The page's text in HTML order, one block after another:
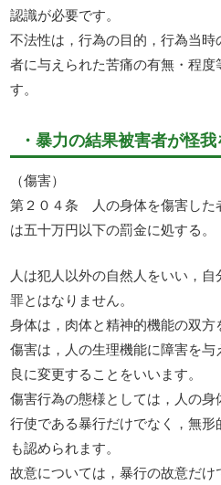
認識が必要です。
不法性は，行為の目的，行為当
者に与えられた苦痛の有無・程度
す。
・暴力の結果被害者が怪
（傷害）
第２０４条 人の身体を傷害した
は五十万円以下の罰金に処する。
人は犯人以外の自然人をいい，
罪とはなりません。
身体は，肉体と精神的機能の双方
傷害は，人の生理機能に障害を
良に変更することをいいます。
傷害行為の態様としては，人の
行使である暴行だけでなく，無
も認められます。
故意については，暴行の故意だ